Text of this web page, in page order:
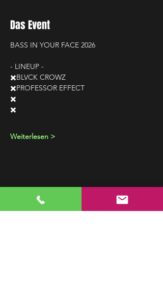
Das Event
BASS IN YOUR FACE 2026
- LINEUP -
✖️BLVCK CROWZ
✖️PROFESSOR EFFECT
✖️
✖️
Weiterlesen >
Event teilen